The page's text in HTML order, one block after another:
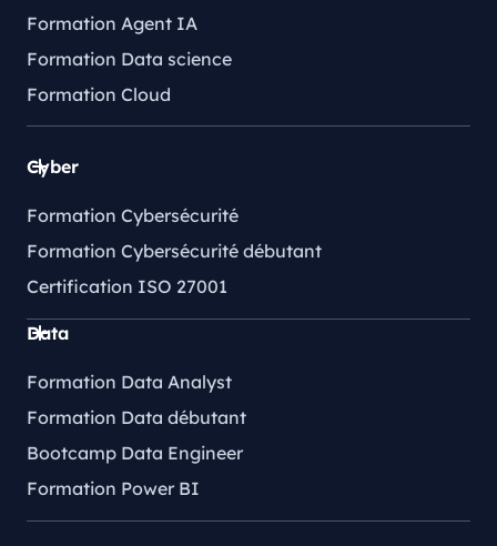
Formation Agent IA
Formation Data science
Formation Cloud
Cyber
Formation Cybersécurité
Formation Cybersécurité débutant
Certification ISO 27001
Data
Formation Data Analyst
Formation Data débutant
Bootcamp Data Engineer
Formation Power BI